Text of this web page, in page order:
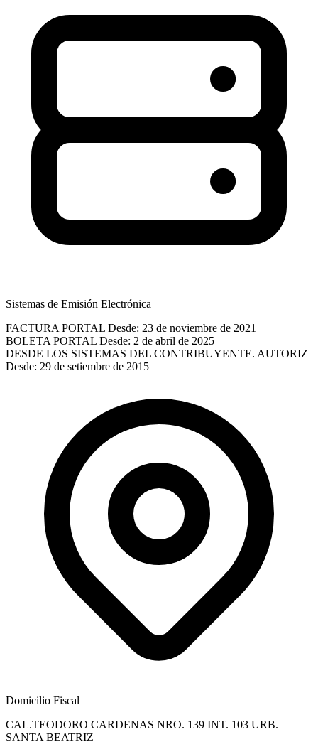
Sistemas de Emisión Electrónica
FACTURA PORTAL Desde: 23 de noviembre de 2021
BOLETA PORTAL Desde: 2 de abril de 2025
DESDE LOS SISTEMAS DEL CONTRIBUYENTE. AUTORIZ
Desde: 29 de setiembre de 2015
Domicilio Fiscal
CAL.TEODORO CARDENAS NRO. 139 INT. 103 URB.
SANTA BEATRIZ